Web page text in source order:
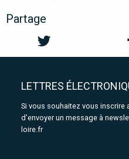
Partage
LETTRES
Si vous souhaitez vous inscrire
d'envoyer un message à
loire.fr